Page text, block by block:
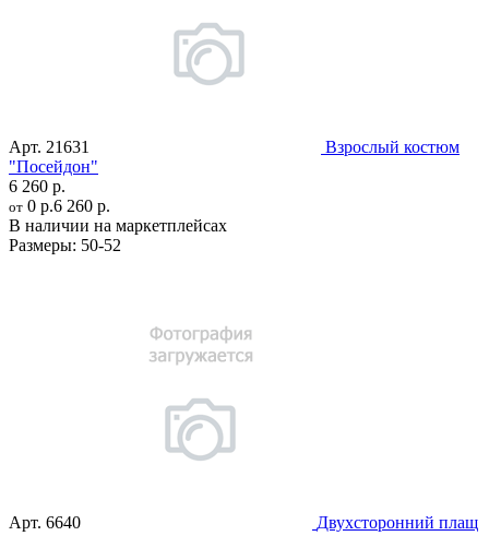
Арт. 21631
Взрослый костюм
"Посейдон"
6 260 р.
от 0 р.6 260 р.
В наличии на маркетплейсах
Размеры: 50-52
Арт. 6640
Двухсторонний плащ